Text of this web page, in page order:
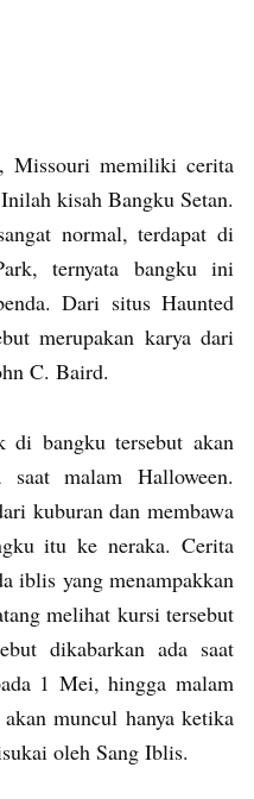
Missouri memiliki cerita
kisah Bangku Setan.
normal, terdapat di
ternyata bangku ini
Dari situs Haunted
merupakan karya dari
C. Baird.
di bangku tersebut akan
saat malam Halloween.
kuburan dan membawa
itu ke neraka. Cerita
iblis yang menampakkan
melihat kursi tersebut
dikabarkan ada saat
1 Mei, hingga malam
muncul hanya ketika
oleh Sang Iblis.